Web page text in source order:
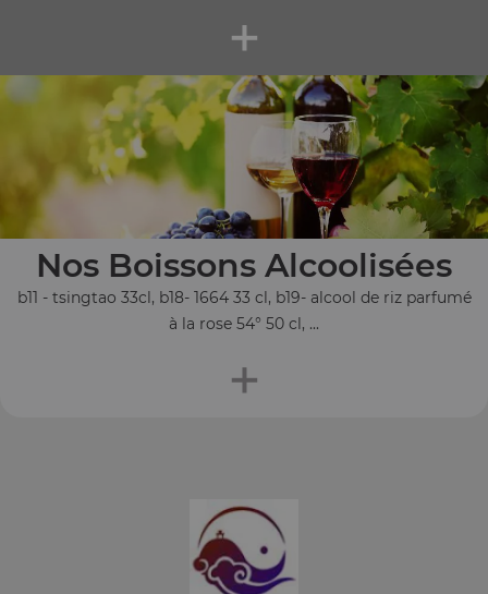
+
Nos Boissons Alcoolisées
b11 - tsingtao 33cl, b18- 1664 33 cl, b19- alcool de riz parfumé
à la rose 54° 50 cl, ...
+